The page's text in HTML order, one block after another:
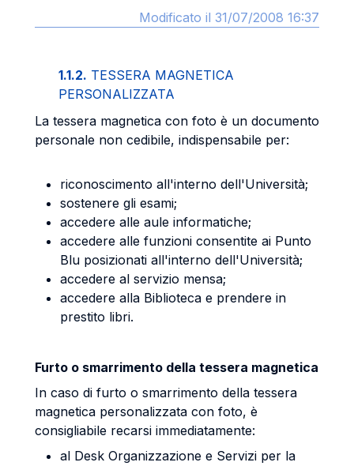
Modificato il 31/07/2008 16:37
1.1.2. TESSERA MAGNETICA
PERSONALIZZATA
La tessera magnetica con foto è un documento
personale non cedibile, indispensabile per:
riconoscimento all'interno dell'Università;
sostenere gli esami;
accedere alle aule informatiche;
accedere alle funzioni consentite ai Punto
Blu posizionati all'interno dell'Università;
accedere al servizio mensa;
accedere alla Biblioteca e prendere in
prestito libri.
Furto o smarrimento della tessera magnetica
In caso di furto o smarrimento della tessera
magnetica personalizzata con foto, è
consigliabile recarsi immediatamente:
al Desk Organizzazione e Servizi per la